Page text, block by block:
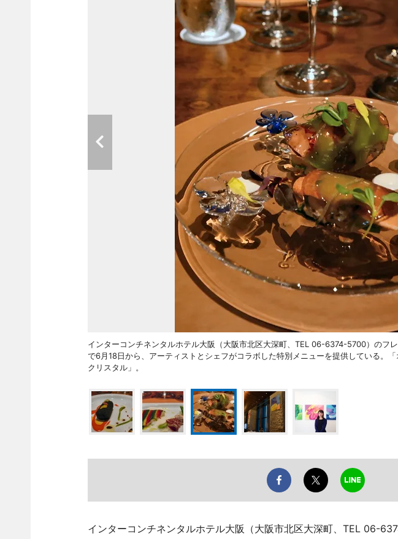
インターコンチネンタルホテル大阪（大阪市北区大深町、TEL 06-6374-5700）のフ
で6月18日から、アーティストとシェフがコラボした特別メニューを提供している。
クリスタル」。
インターコンチネンタルホテル大阪（大阪市北区大深町、TEL 06-